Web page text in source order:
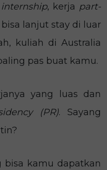
internship, kerja part-
lanjut stay di luar
kuliah di Australia
pas buat kamu.
yang luas dan
(PR). Sayang
bisa kamu dapatkan